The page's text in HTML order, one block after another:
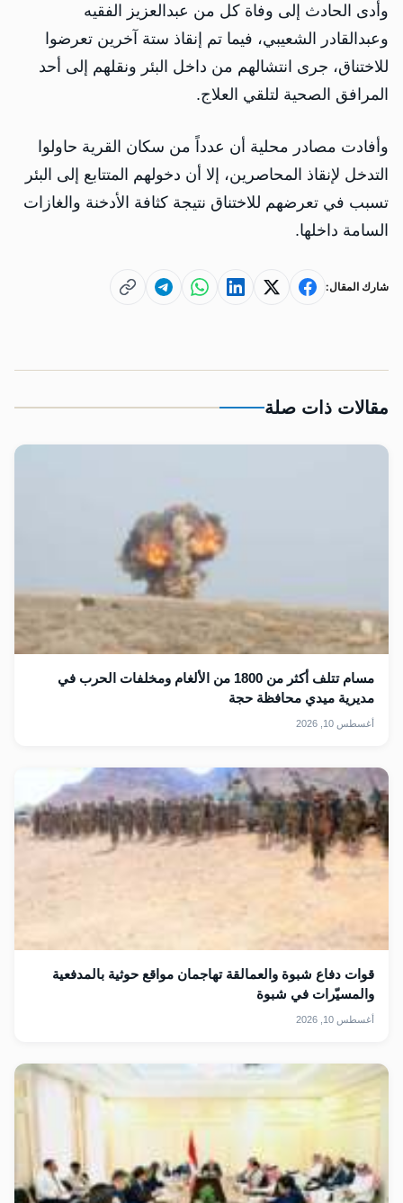
وأدى الحادث إلى وفاة كل من عبدالعزيز الفقيه
وعبدالقادر الشعيبي، فيما تم إنقاذ ستة آخرين تعرضوا
للاختناق، جرى انتشالهم من داخل البئر ونقلهم إلى أحد
المرافق الصحية لتلقي العلاج.
وأفادت مصادر محلية أن عدداً من سكان القرية حاولوا
التدخل لإنقاذ المحاصرين، إلا أن دخولهم المتتابع إلى البئر
تسبب في تعرضهم للاختناق نتيجة كثافة الأدخنة والغازات
السامة داخلها.
شارك المقال:
مقالات ذات صلة
مسام تتلف أكثر من 1800 من الألغام ومخلفات الحرب في
مديرية ميدي محافظة حجة
أغسطس 10, 2026
قوات دفاع شبوة والعمالقة تهاجمان مواقع حوثية بالمدفعية
والمسيّرات في شبوة
أغسطس 10, 2026